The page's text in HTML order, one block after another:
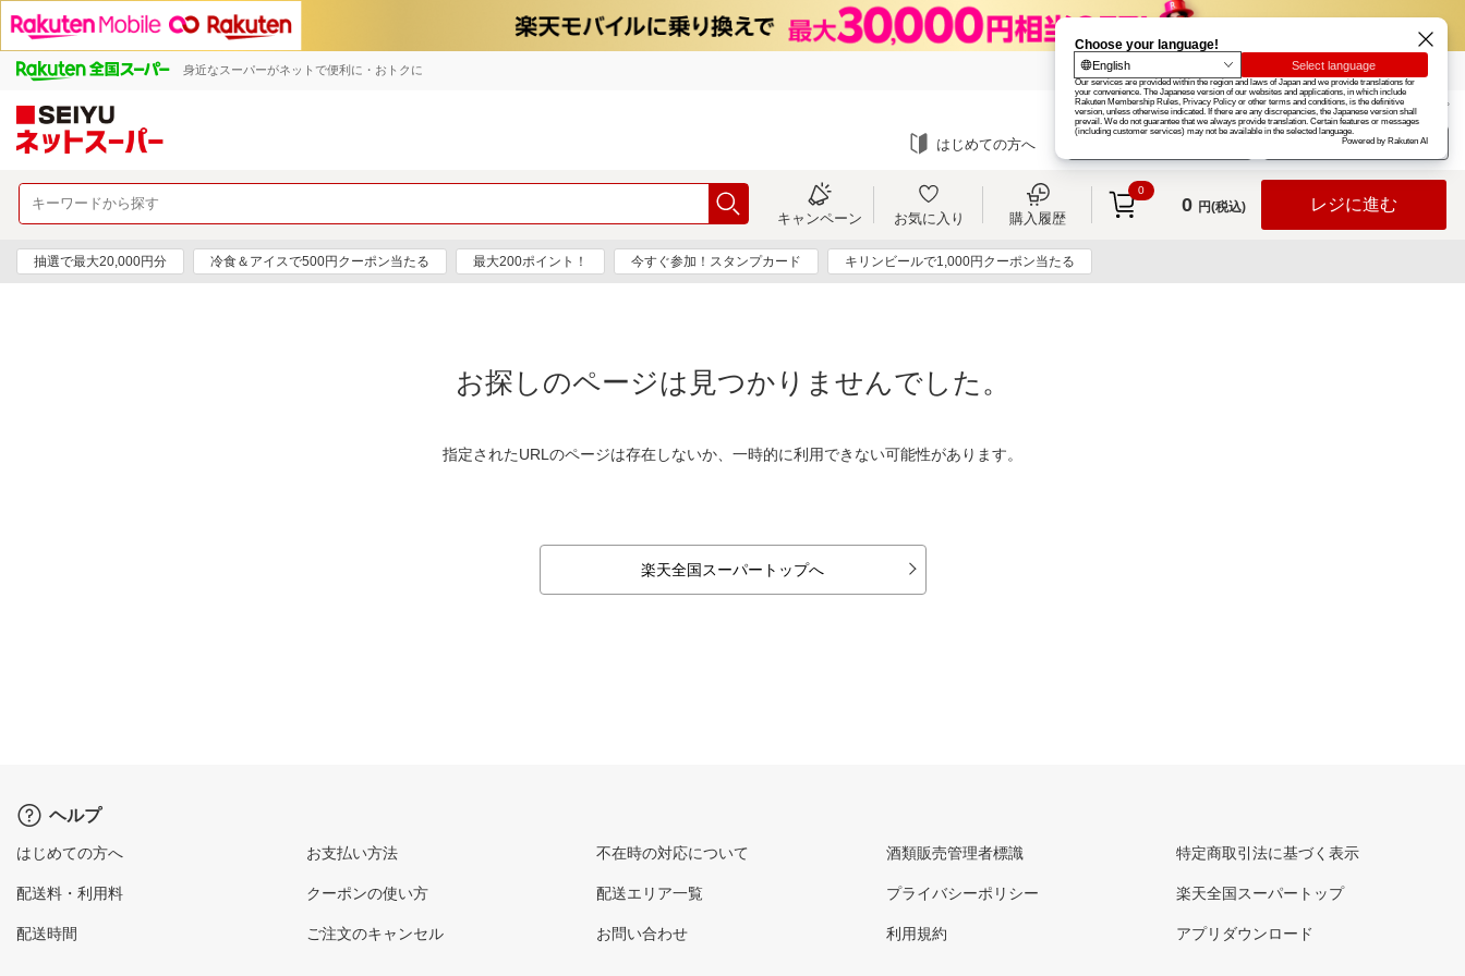
身近なスーパーがネットで便利に・おトクに 楽天グループ カード
お知らせ ヘルプ
はじめての方へ ログイン
キャンペーン お気に入り 購入履歴
0
0 円(税込) レジに進む
抽選で最大20,000円分 冷食＆アイスで500円クーポン当たる 最大200ポイント！ 今すぐ参加！スタンプカード キリンビールで1,000円クーポン当たる
お探しのページは見つかりませんでした。
指定されたURLのページは存在しないか、一時的に利用できない可能性があります。
楽天全国スーパートップへ
ヘルプ
はじめての方へ
配送料・利用料
配送時間
お支払い方法
クーポンの使い方
ご注文のキャンセル
不在時の対応について
配送エリア一覧
お問い合わせ
酒類販売管理者標識
プライバシーポリシー
利用規約
特定商取引法に基づく表示
楽天全国スーパートップ
アプリダウンロード